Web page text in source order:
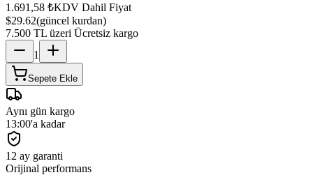
1.691,58 ₺KDV Dahil Fiyat
$29.62(güncel kurdan)
7.500 TL üzeri Ücretsiz kargo
1
Sepete Ekle
Aynı gün kargo
13:00'a kadar
12 ay garanti
Orijinal performans